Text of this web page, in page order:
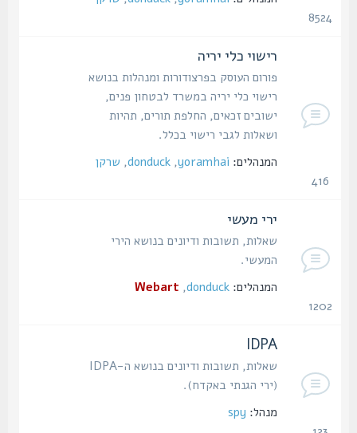
8524
רישוי כלי יריה
פורום העוסק בפרצודורות ומנהלות בנושא
רישוי כלי יריה במשרד לבטחון פנים,
ישובים זכאים, החלפת תורים, תהיות
ושאלות לגבי רישוי בכלל.
המנהלים: yoramhai
,
donduck
,שרקן
ירי מעשי
שאלות, תשובות ודיונים בנושא הירי
המעשי.
המנהלים: donduck
,
Webart
IDPA
שאלות, תשובות ודיונים בנושא ה-IDPA
(ירי הגנתי באקדח).
מנהל: spy